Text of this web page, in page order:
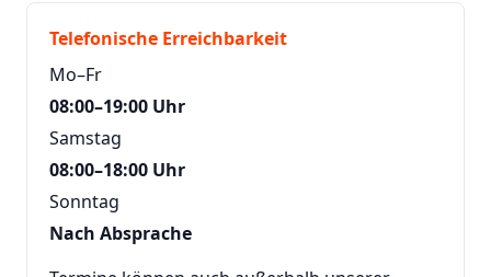
Telefonische Erreichbarkeit
Mo–Fr
08:00–19:00 Uhr
Samstag
08:00–18:00 Uhr
Sonntag
Nach Absprache